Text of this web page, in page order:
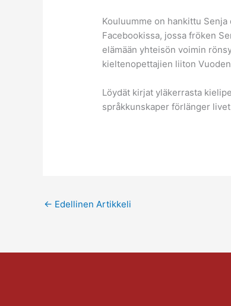
Kouluumme on hankittu
Facebookissa, jossa fröken
elämään yhteisön voimin
kieltenopettajien liiton
Löydät kirjat yläkerrasta
språkkunskaper förlänger
← Edellinen Artikkeli